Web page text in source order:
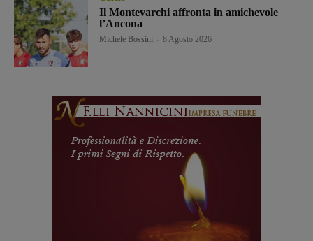
Il Montevarchi affronta in amichevole
l’Ancona
Michele Bossini 8 Agosto 2026